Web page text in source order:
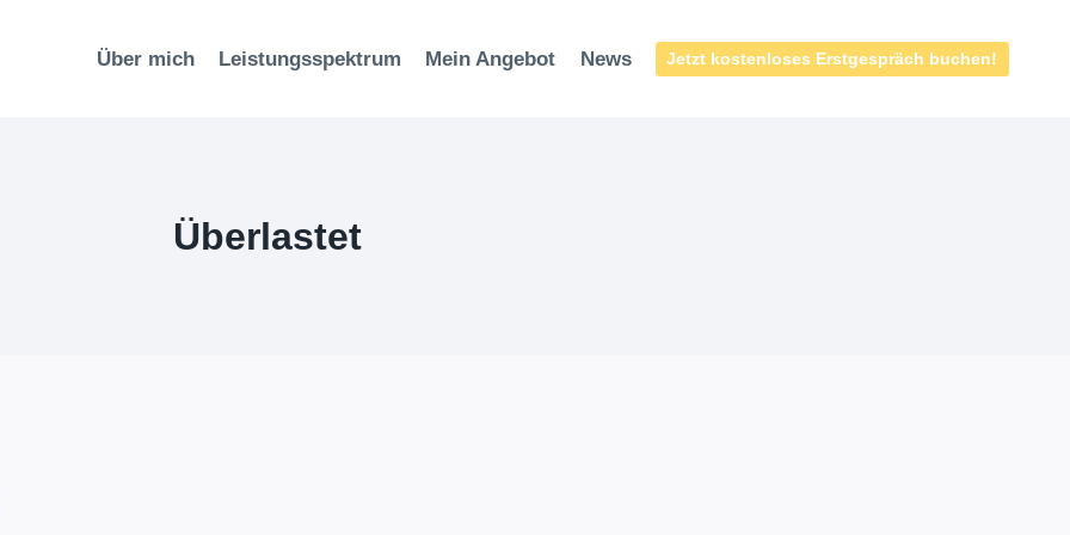
Über mich Leistungsspektrum Mein Angebot News Jetzt kostenloses Erstgespräch buchen!
Überlastet